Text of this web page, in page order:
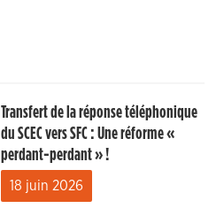
Transfert de la réponse téléphonique
du SCEC vers SFC : Une réforme «
perdant-perdant » !
18 juin 2026